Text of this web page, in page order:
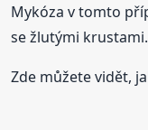
Mykóza v tomto
se žlutými krustami.
Zde můžete vidět,